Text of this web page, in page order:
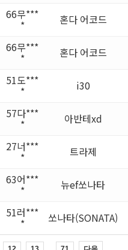
66무***
* 혼다 어코드
66무***
* 혼다 어코드
51도***
* i30
57다***
* 아반테xd
27너***
* 트라제
63어***
* 뉴ef쏘나타
51러***
* 쏘나타(SONATA)